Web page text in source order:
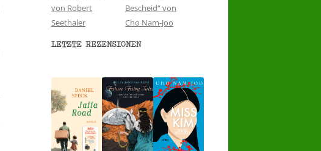
von Robert
Seethaler
Bescheid“ von
Cho Nam-Joo
LETZTE REZENSIONEN